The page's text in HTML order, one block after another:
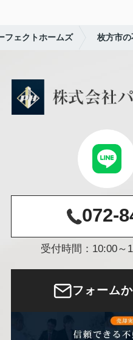
フェクトホームズ 枚方市
072-
受付時間：10:00～
フォーム